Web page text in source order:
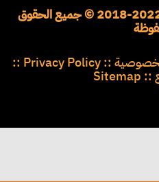
وكالة مدار الساعة الاخبارية، 2022-2018 © جميع الحقوق
::
Privacy Policy
::
::
Sitemap